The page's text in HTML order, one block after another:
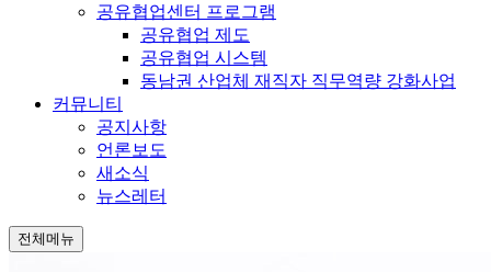
공유협업센터 프로그램
공유협업 제도
공유협업 시스템
동남권 산업체 재직자 직무역량 강화사업
커뮤니티
공지사항
언론보도
새소식
뉴스레터
전체메뉴